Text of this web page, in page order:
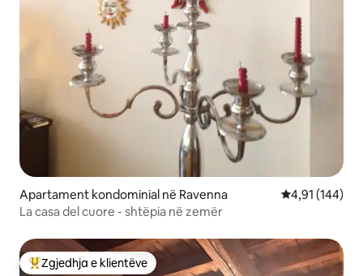
Apartament kondominial në Ravenna Vlerësimi
4,91 (144)
La casa del cuore - shtëpia në zemër
Më të mirat e zgjedhjeve të klientëve
Zgjedhja e klientëve